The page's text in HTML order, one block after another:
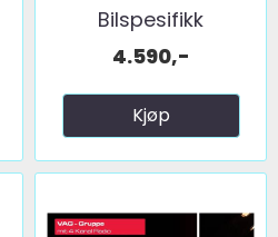
Bilspesifikk
basskasse 10" ...
4.590,-
Kjøp